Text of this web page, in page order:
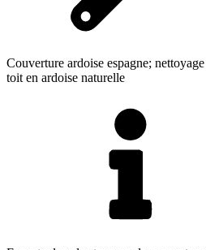
Couverture ardoise espagne;
toit en ardoise naturelle